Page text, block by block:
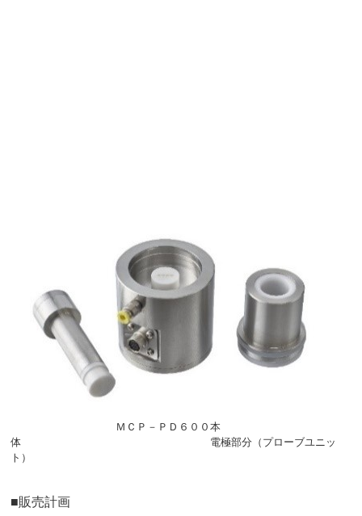
ＭＣＰ－ＰＤ６００本
体 電極部分（プローブユニッ
ト）
■販売計画